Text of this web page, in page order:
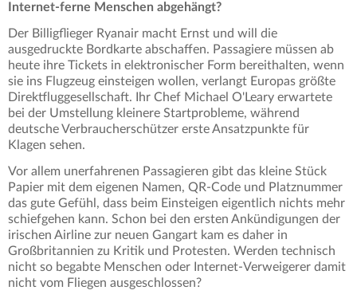
Internet-ferne Menschen abgehängt?
Der Billigflieger Ryanair macht Ernst und will die
ausgedruckte Bordkarte abschaffen. Passagiere müssen ab
heute ihre Tickets in elektronischer Form bereithalten, wenn
sie ins Flugzeug einsteigen wollen, verlangt Europas größte
Direktfluggesellschaft. Ihr Chef Michael O'Leary erwartete
bei der Umstellung kleinere Startprobleme, während
deutsche Verbraucherschützer erste Ansatzpunkte für
Klagen sehen.
Vor allem unerfahrenen Passagieren gibt das kleine Stück
Papier mit dem eigenen Namen, QR-Code und Platznummer
das gute Gefühl, dass beim Einsteigen eigentlich nichts mehr
schiefgehen kann. Schon bei den ersten Ankündigungen der
irischen Airline zur neuen Gangart kam es daher in
Großbritannien zu Kritik und Protesten. Werden technisch
nicht so begabte Menschen oder Internet-Verweigerer damit
nicht vom Fliegen ausgeschlossen?